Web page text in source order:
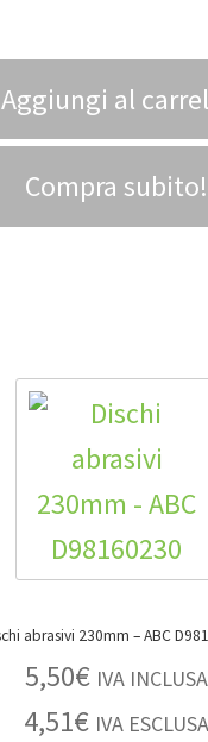
Aggiungi al
Compra subito!
Dischi abrasivi 230mm –
5,50€ IVA INCLUSA
4,51€ IVA ESCLUSA